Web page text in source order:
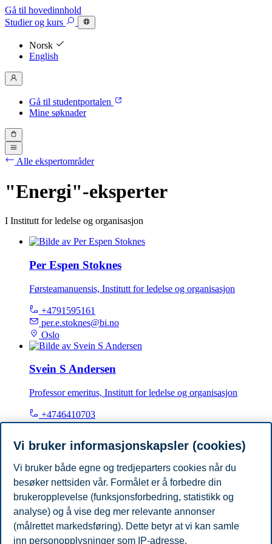
Gå til hovedinnhold
Studierog kurs
Norsk
English
Gå til studentportalen
Mine søknader
Alle ekspertområder
"Energi"-eksperter
I Institutt for ledelse og organisasjon
Per Espen Stoknes
Førsteamanuensis, Institutt for ledelse og organisasjon
+4791595161
per.e.stoknes@bi.no
Oslo
Svein S Andersen
Professor emeritus, Institutt for ledelse og organisasjon
+4746410703
svein.s.andersen@bi.no
Oslo
Øystein Noreng
Professor emeritus, Institutt for ledelse og organisasjon
+4790013398
oystein.noreng@bi.no
Vi bruker informasjonskapsler (cookies)
Vi bruker både egne og tredjeparters cookies når du
besøker nettsiden vår. Formålet er å forbedre din
brukeropplevelse (funksjonsforbedring, statistikk og
analyse) og å vise deg mer relevante annonser
(målrettet markedsføring). Dette betyr at vi kan samle
inn personopplysninger som IP-adresse,